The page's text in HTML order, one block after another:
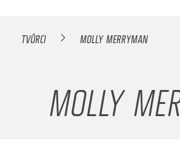
TVŮRCI MOLLY MERRYMAN
MOLLY